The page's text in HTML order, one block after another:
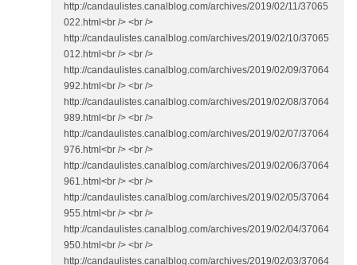
http://candaulistes.canalblog.com/archives/2019/02/11/37065
022.html<br /> <br />
http://candaulistes.canalblog.com/archives/2019/02/10/37065
012.html<br /> <br />
http://candaulistes.canalblog.com/archives/2019/02/09/37064
992.html<br /> <br />
http://candaulistes.canalblog.com/archives/2019/02/08/37064
989.html<br /> <br />
http://candaulistes.canalblog.com/archives/2019/02/07/37064
976.html<br /> <br />
http://candaulistes.canalblog.com/archives/2019/02/06/37064
961.html<br /> <br />
http://candaulistes.canalblog.com/archives/2019/02/05/37064
955.html<br /> <br />
http://candaulistes.canalblog.com/archives/2019/02/04/37064
950.html<br /> <br />
http://candaulistes.canalblog.com/archives/2019/02/03/37064